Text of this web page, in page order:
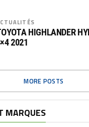
HIGHLANDER
2021
MORE POSTS
MARQUES